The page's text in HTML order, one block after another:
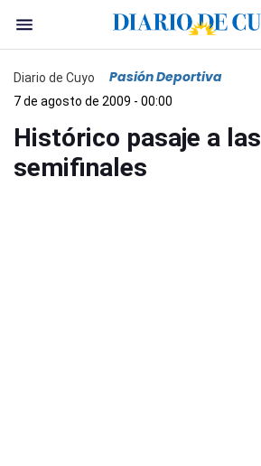
Diario de Cuyo Pasión Deportiva
7 de agosto de 2009 - 00:00
Histórico pasaje a las
semifinales